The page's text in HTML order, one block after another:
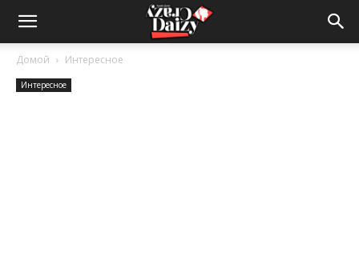
Crazy-
Daizy
Домой Интересное
Интересное